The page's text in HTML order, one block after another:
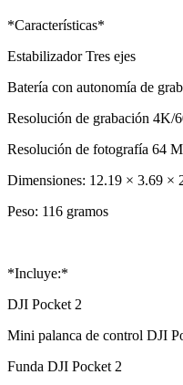
*Características*
Estabilizador Tres ejes
Batería con autonomía de
Resolución de grabación 4K/
Resolución de fotografía 64
Dimensiones: 12.19 × 3.69 ×
Peso: 116 gramos
*Incluye:*
DJI Pocket 2
Mini palanca de control DJI
Funda DJI Pocket 2